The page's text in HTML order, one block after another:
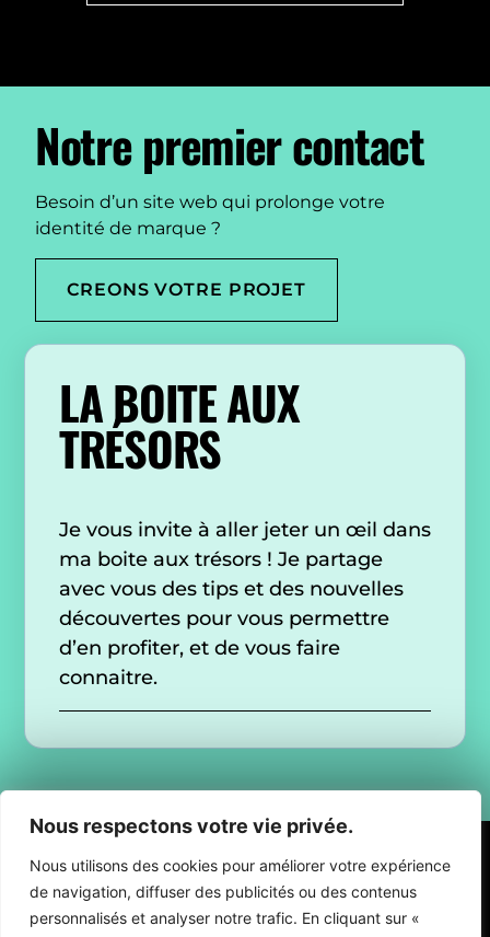
Nous respectons votre vie privée.
Nous utilisons des cookies pour améliorer votre expérience
de navigation, diffuser des publicités ou des contenus
personnalisés et analyser notre trafic. En cliquant sur «
Notre premier contact
Besoin d’un site web qui prolonge votre
identité de marque ?
CREONS VOTRE PROJET
LA BOITE AUX
TRÉSORS
Je vous invite à aller jeter un œil dans
ma boite aux trésors ! Je partage
avec vous des tips et des nouvelles
découvertes pour vous permettre
d’en profiter, et de vous faire
connaitre.